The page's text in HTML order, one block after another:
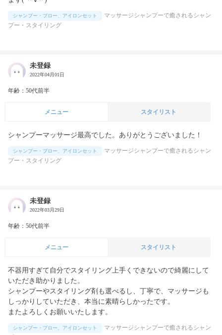
シャンプー・ブロー、アイロンセット
マッサージシャンプーで癒されるシャン
プー・スタイリング
未登録
2022年04月01日
年齢：50代前半
メニュー スタイリスト
シャンプーマッサージ最高でした。ありがとうございました！
シャンプー・ブロー、アイロンセット
マッサージシャンプーで癒されるシャン
プー・スタイリング
未登録
2022年03月29日
年齢：50代前半
メニュー スタイリスト
不器用すぎて自分でスタイリング上手くできないので綺麗にして
いただき助かりました。
シャンプーやスタイリング剤も選べるし、丁寧で、マッサージも
しっかりしていただき、本当に素晴らしかったです。
またよろしくお願いいたします。
シャンプー・ブロー、アイロンセット
マッサージシャンプーで癒されるシャン